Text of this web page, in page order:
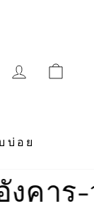
LOG IN
บ่อย
นอา